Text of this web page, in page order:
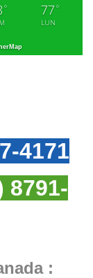
° 77 °
LUN
4171
8791-
: